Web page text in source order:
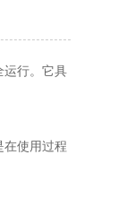
行。它具
在使用过程